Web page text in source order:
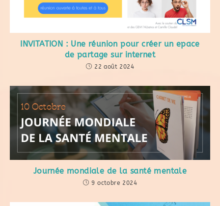
INVITATION : Une réunion pour créer un epace
de partage sur internet
22 août 2024
Journée mondiale de la santé mentale
9 octobre 2024